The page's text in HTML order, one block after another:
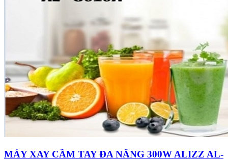
MÁY XAY CẦM TAY ĐA NĂNG 300W ALIZZ AL-